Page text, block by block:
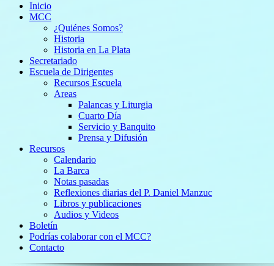
Inicio
MCC
¿Quiénes Somos?
Historia
Historia en La Plata
Secretariado
Escuela de Dirigentes
Recursos Escuela
Areas
Palancas y Liturgia
Cuarto Día
Servicio y Banquito
Prensa y Difusión
Recursos
Calendario
La Barca
Notas pasadas
Reflexiones diarias del P. Daniel Manzuc
Libros y publicaciones
Audios y Videos
Boletín
Podrías colaborar con el MCC?
Contacto